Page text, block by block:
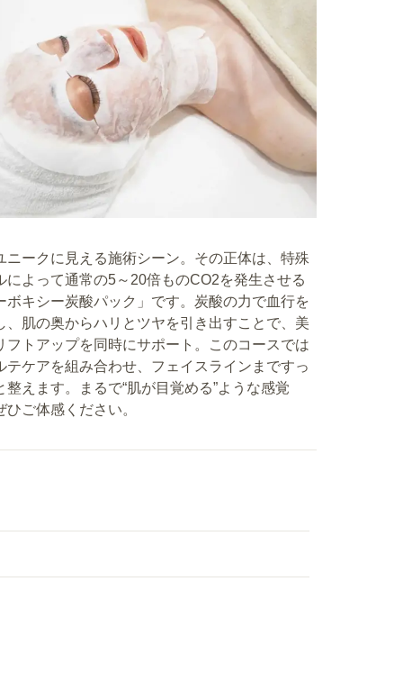
ニークに見える施術シーン。その正体は、特殊
によって通常の5～20倍ものCO2を発生させる
ボキシー炭酸パック」です。炭酸の力で血行を
、肌の奥からハリとツヤを引き出すことで、美
フトアップを同時にサポート。このコースでは
テケアを組み合わせ、フェイスラインまですっ
整えます。まるで“肌が目覚める”ような感覚
ひご体感ください。